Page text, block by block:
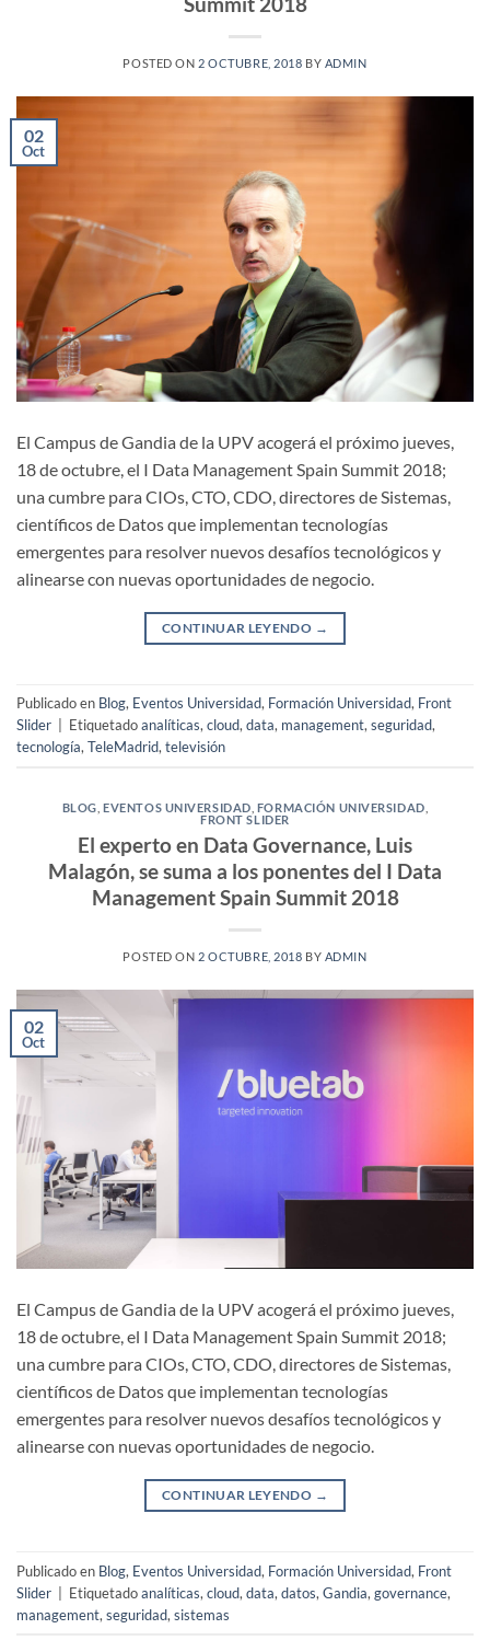
POSTED ON 2 OCTUBRE, 2018 BY ADMIN
02
Oct
El Campus de Gandia de la UPV acogerá el próximo jueves,
18 de octubre, el I Data Management Spain Summit 2018;
una cumbre para CIOs, CTO, CDO, directores de Sistemas,
científicos de Datos que implementan tecnologías
emergentes para resolver nuevos desafíos tecnológicos y
alinearse con nuevas oportunidades de negocio.
CONTINUAR LEYENDO →
Publicado en Blog, Eventos Universidad, Formación Universidad, Front
Slider
Etiquetadoanalíticas,cloud,data, management,seguridad,
tecnología,TeleMadrid,televisión
BLOG ,EVENTOS UNIVERSIDAD FORMACIÓN UNIVERSIDAD
FRONT SLIDER
El experto en Data Governance, Luis
Malagón, se suma a los ponentes del I Data
Management Spain Summit 2018
POSTED ON 2 OCTUBRE, 2018 BY ADMIN
02
Oct
El Campus de Gandia de la UPV acogerá el próximo jueves,
18 de octubre, el I Data Management Spain Summit 2018;
una cumbre para CIOs, CTO, CDO, directores de Sistemas,
científicos de Datos que implementan tecnologías
emergentes para resolver nuevos desafíos tecnológicos y
alinearse con nuevas oportunidades de negocio.
CONTINUAR LEYENDO →
Publicado en Blog, Eventos Universidad, Formación Universidad, Front
Slider
Etiquetadoanalíticas, cloud, data, datos, Gandia, governance,
management, seguridad, sistemas